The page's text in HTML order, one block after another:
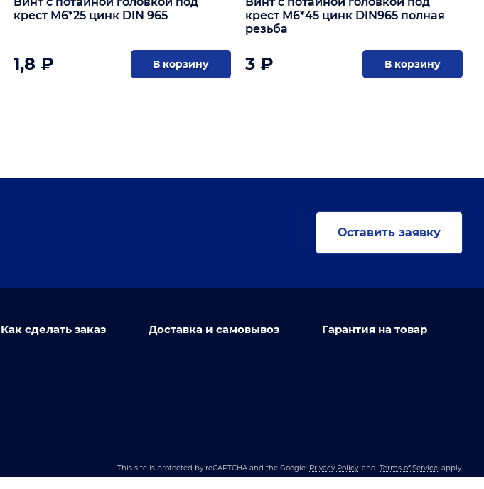
крест М6*25 цинк DIN 965
1,8 ₽ В корзину
крест М6*45 цинк DIN965 полная
резьба
3 ₽ В корзину
Оставить заявку
Как сделать заказ Доставка и самовывоз Гарантия на товар
This site is protected by reCAPTCHA and the Google Privacy Policyand Terms of Service apply.